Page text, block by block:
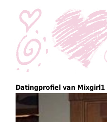
Datingprofiel van Mixgirl1